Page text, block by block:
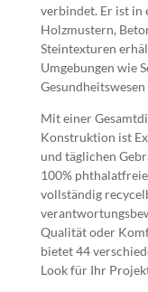
verbindet. Er ist in
Holzmustern,
Steintexturen
Umgebungen wie
Mit einer
Konstruktion ist
und täglichen
100%
vollständig
Qualität oder
bietet 44
Look für Ihr